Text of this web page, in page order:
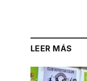
LEER MÁS